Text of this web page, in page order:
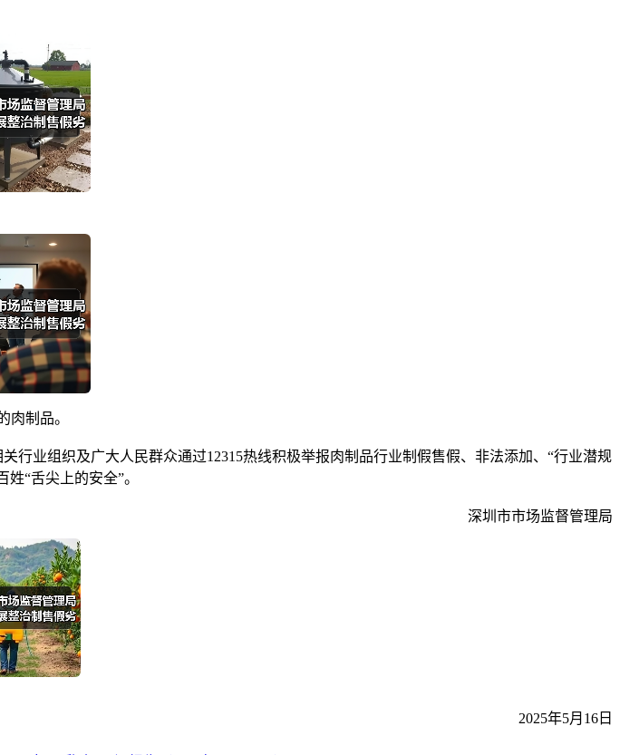
制品。
业组织及广大人民群众通过12315热线积极举报肉制品行业制假售假、非法添加、“行业潜规
“舌尖上的安全”。
深圳市市场监督管理局
2025年5月16日